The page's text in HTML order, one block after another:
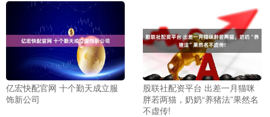
亿宏快配官网 十个勤天成立服
饰新公司
股联社配资平台 出差一月猫咪
胖若两猫，奶奶“养猪法”果然名
不虚传!